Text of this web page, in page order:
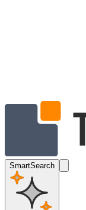
SmartSearch